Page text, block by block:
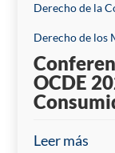
Derecho de la
Derecho de los
OCDE
Leer más